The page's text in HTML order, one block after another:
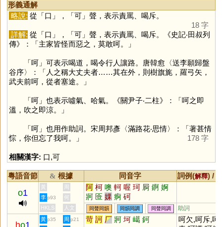
形義通解
略說: 從「 口 」，「 可」聲，表示責罵、喝斥。
18 字
詳解: 從「 口 」，「 可」聲，表示責罵、喝斥。《史記‧田叔列
傳》：「主家皆怪而惡之，莫敢呵。」
「 呵 」可表示喝道，喝令行人讓路。唐韓愈〈送李願歸盤
谷序〉：「人之稱大丈夫者……其在外，則樹旗旄，羅弓矢，
武夫前呵，從者塞途。」
「 呵 」也表示噓氣、哈氣。《關尹子‧二柱》：「呵之即
溫，吹之即涼。」
「 呵 」也用作助詞。宋周邦彥〈滿路花‧思情〉：「著甚情
悰，你但忘了我呵。」
178 字
相關漢字: 口,可
粵語音節 & 根據 同音字 詞例(解釋) /
o1
黃 周 阿 柯 噢 軻 喔 珂 屙 錒 婀
牁 匼 婐 痾 砢
李 p93
何
HKLS
人文 同聲同韻 同韻同調 同聲同調 助詞
黃 p35 周 p21 苛 訶 厂 牁 坷 嶱 鈳
呵欠,呵斥,呵